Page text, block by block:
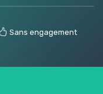
Sans engagement